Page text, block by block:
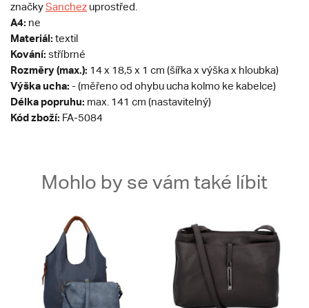
značkySanchez uprostřed.
A4: ne
Materiál: textil
Kování: stříbrné
Rozměry (max.): 14 x 18,5 x 1 cm (šířka x výška x hloubka)
Výška ucha: - (měřeno od ohybu ucha kolmo ke kabelce)
Délka popruhu: max. 141 cm (nastavitelný)
Kód zboží: FA-5084
Mohlo by se vám také líbit